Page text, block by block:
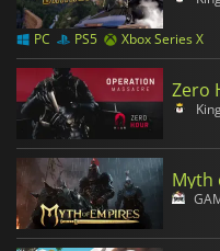
PC PS5 Xbox Series X
Zero
Myth